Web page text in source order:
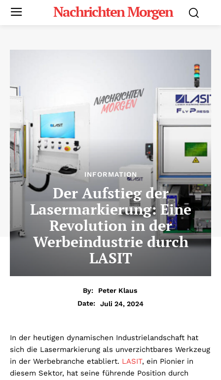
Nachrichten Morgen
INFORMATION
Der Aufstieg der
Lasermarkierung: Eine
Revolution in der
Werbeindustrie durch
LASIT
By:
Peter Klaus
Date:
Juli 24, 2024
In der heutigen dynamischen Industrielandschaft hat
sich die Lasermarkierung als unverzichtbares Werkzeug
in der Werbebranche etabliert. LASIT, ein Pionier in
diesem Sektor, hat seine führende Position durch